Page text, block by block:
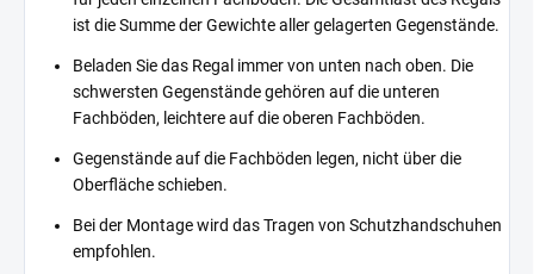
ist die Summe der Gewichte aller gelagerten Gegenstände.
Beladen Sie das Regal immer von unten nach oben. Die
schwersten Gegenstände gehören auf die unteren
Fachböden, leichtere auf die oberen Fachböden.
Gegenstände auf die Fachböden legen, nicht über die
Oberfläche schieben.
Bei der Montage wird das Tragen von Schutzhandschuhen
empfohlen.